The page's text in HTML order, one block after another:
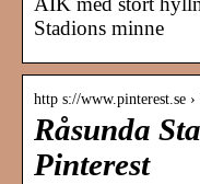
Stadions minne
http s://www.pinterest.se
Råsunda
Pinterest